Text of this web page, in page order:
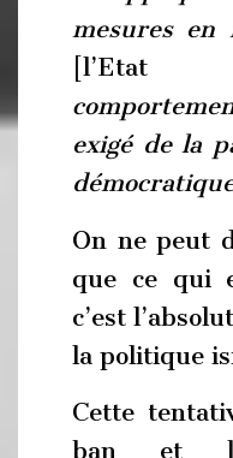
mesures en
[l’Etat
exigé de la
On ne peut
que ce qui
c’est
la politique
Cette
ban et